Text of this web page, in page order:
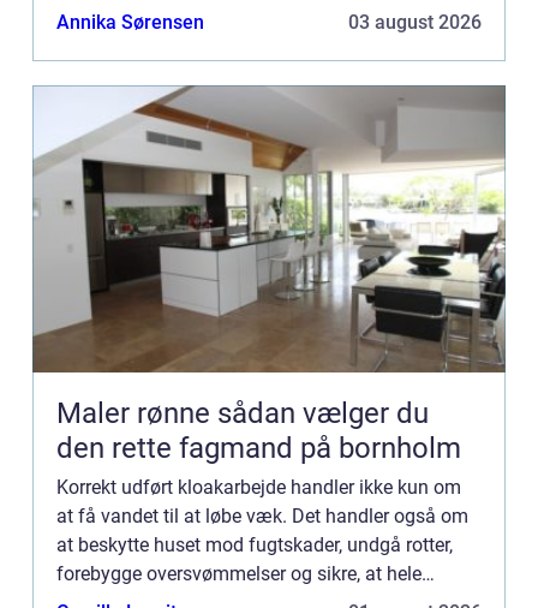
afløbssys...
Annika Sørensen 03 august 2026
Maler rønne sådan vælger du
den rette fagmand på bornholm
Korrekt udført kloakarbejde handler ikke kun om
at få vandet til at løbe væk. Det handler også om
at beskytte huset mod fugtskader, undgå rotter,
forebygge oversvømmelser og sikre, at hele
afløbssys...